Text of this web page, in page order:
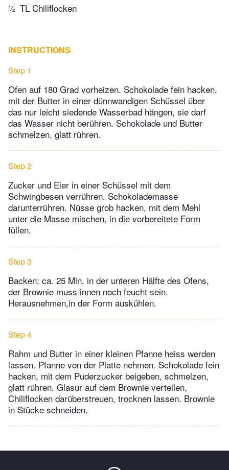
½ TL Chiliflocken
INSTRUCTIONS
Step 1
Ofen auf 180 Grad vorheizen. Schokolade fein hacken,
mit der Butter in einer dünnwandigen Schüssel über
das nur leicht siedende Wasserbad hängen, sie darf
das Wasser nicht berühren. Schokolade und Butter
schmelzen, glatt rühren.
Step 2
Zucker und Eier in einer Schüssel mit dem
Schwingbesen verrühren. Schokolademasse
darunterrühren. Nüsse grob hacken, mit dem Mehl
unter die Masse mischen, in die vorbereitete Form
füllen.
Step 3
Backen: ca. 25 Min. in der unteren Hälfte des Ofens,
der Brownie muss innen noch feucht sein.
Herausnehmen,in der Form auskühlen.
Step 4
Rahm und Butter in einer kleinen Pfanne heiss werden
lassen. Pfanne von der Platte nehmen. Schokolade fein
hacken, mit dem Puderzucker beigeben, schmelzen,
glatt rühren. Glasur auf dem Brownie verteilen,
Chiliflocken darüberstreuen, trocknen lassen. Brownie
in Stücke schneiden.